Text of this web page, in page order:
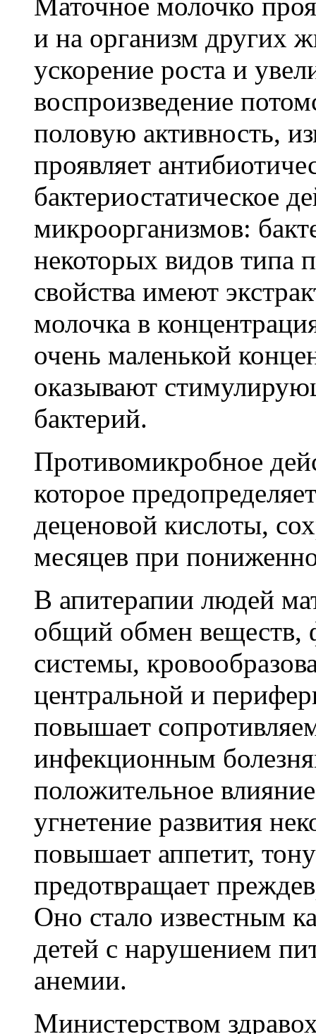
Маточное молочко
и на организм других
ускорение роста и
воспроизведение
половую активность,
проявляет
бактериостатическое
микроорганизмов:
некоторых видов типа
свойства имеют
молочка в
очень маленькой
оказывают
бактерий.
Противомикробное
которое
деценовой кислоты,
месяцев при
В апитерапии людей
общий обмен веществ,
системы,
центральной и
повышает
инфекционным
положительное
угнетение развития
повышает аппетит,
предотвращает
Оно стало известным
детей с нарушением
анемии.
Министерством